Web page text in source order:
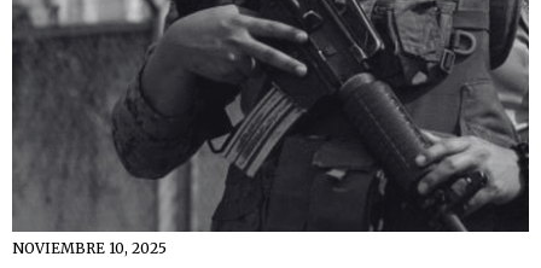
NOVIEMBRE 10, 2025